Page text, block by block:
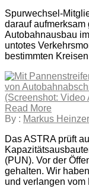
Spurwechsel-
darauf
Autobahnausbau
untotes
bestimmten
Read More
By : Markus Heinzer
Das ASTRA prüft
(PUN). Vor der
gehalten. Wir
und verlangen vom